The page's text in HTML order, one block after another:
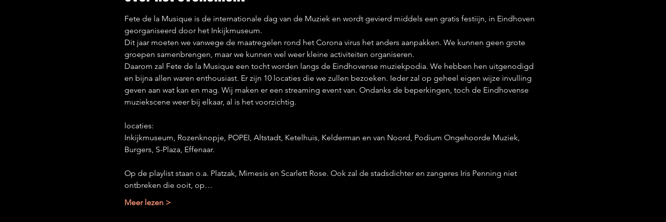
Fete de la Musique is de internationale dag van de Muziek en wordt gevierd middels een gratis festiijn, in Eindhoven
georganiseerd door het Inkijkmuseum.
Dit jaar moeten we vanwege de maatregelen rond het Corona virus het anders aanpakken. We kunnen geen grote
groepen samenbrengen, maar we kunnen wel weer kleine activiteiten organiseren.
Daarom zal Fete de la Musique een tocht worden langs de Eindhovense muziekpodia. We hebben hen uitgenodigd
en bijna allen waren enthousiast. Er zijn 10 locaties die we zullen bezoeken. Ieder zal op geheel eigen wijze invulling
geven aan wat kan en mag. Wij maken er een streaming event van. Ondanks de beperkingen, toch de Eindhovense
muziekscene weer bij elkaar, al is het voorzichtig.
locaties:
Inkijkmuseum, Rozenknopje, POPEI, Altstadt, Ketelhuis, Kelderman en van Noord, Podium Ongehoorde Muziek,
Burgers, S-Plaza, Effenaar.
Op de playlist staan o.a. Platzak, Mimesis en Scarlett Rose. Ook zal de stadsdichter en zangeres Iris Penning niet
ontbreken die ooit, op…
Meer lezen >